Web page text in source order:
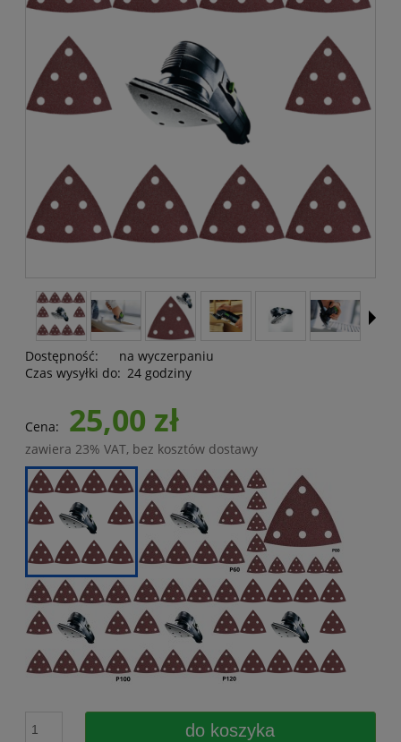
Dostępność:
na wyczerpaniu
Czas wysyłki do: 24 godziny
Cena: 25,00 zł
zawiera 23% VAT, bez kosztów dostawy
do koszyka